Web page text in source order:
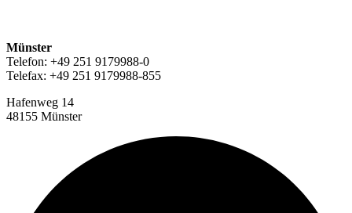
Münster
Telefon: +49 251 9179988-0
Telefax: +49 251 9179988-855
Hafenweg 14
48155 Münster